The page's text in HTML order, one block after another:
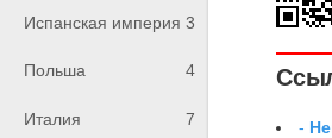
Испанская империя 3
Польша 4
Италия 7 -